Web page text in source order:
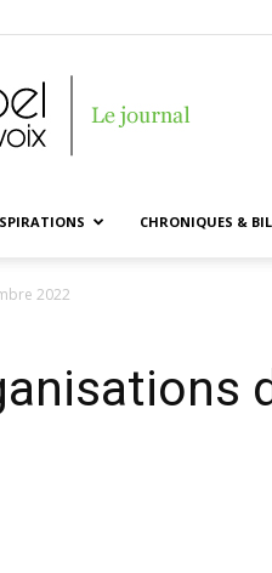
CHRONIQUES &
2022